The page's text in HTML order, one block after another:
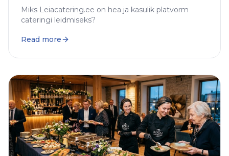
Miks Leiacatering.ee on hea ja kasulik platvorm
cateringi leidmiseks?
Read more